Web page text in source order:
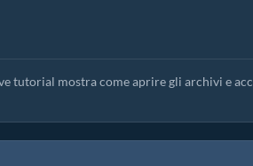
tutorial mostra come aprire gli archivi e